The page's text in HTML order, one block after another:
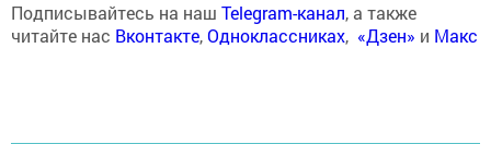
Подписывайтесь на наш Telegram-канал, а также
читайте нас Вконтакте,Одноклассниках, «Дзен» и Макс